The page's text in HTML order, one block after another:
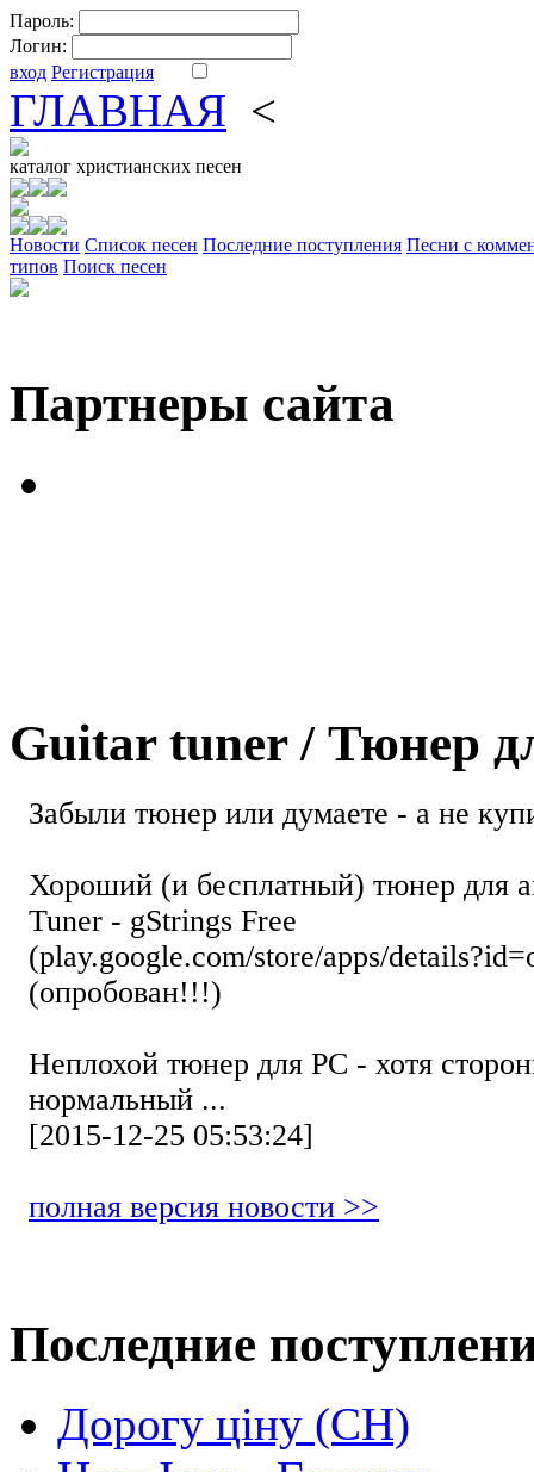
Пароль:
Логин:
вход Регистрация
ГЛАВНАЯ <
каталог христианских песен
Новости Cписок песен Последние поступления Песни с
типов Поиск песен
Партнеры сайта
Guitar tuner / Тюнер
Забыли тюнер или думаете - а не
Хороший (и бесплатный) тюнер для
Tuner - gStrings Free
(play.google.com/store/apps/
(опробован!!!)
Неплохой тюнер для РС - хотя
нормальный ...
[2015-12-25 05:53:24]
полная версия новости >>
Последние
Дорогу ціну (СН)